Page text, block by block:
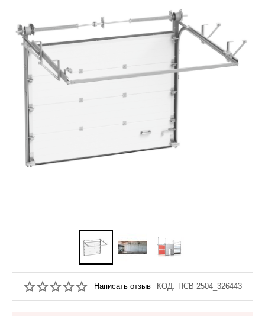
Написать отзыв КОД: ПСВ 2504_326443